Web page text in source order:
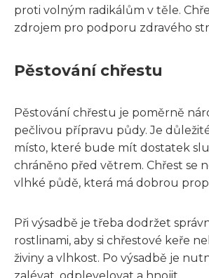
proti volným radikálům v těle.
zdrojem pro podporu zdravého
Pěstování chřestu
Pěstování chřestu je poměrně
pečlivou přípravu půdy. Je
místo, které bude mít dostatek
chráněno před větrem. Chřest se
vlhké půdě, která má dobrou
Při výsadbě je třeba dodržet
rostlinami, aby si chřestové keře
živiny a vlhkost. Po výsadbě je